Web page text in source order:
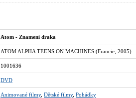
Atom - Znamení draka
ATOM ALPHA TEENS ON MACHINES (Francie, 2005)
1001636
DVD
Animované filmy, Dětské filmy, Pohádky